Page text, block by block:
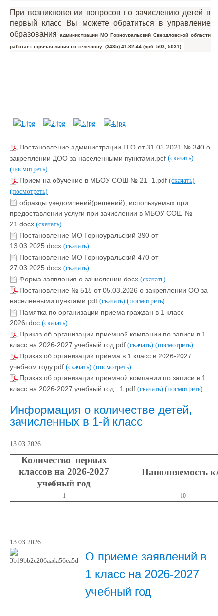
При возникновении вопросов по зачислению детей в
первый класс Вы можете обратиться в управление
образования
администрации МО Горноуральский Свердловской области
работает горячая линия по телефону: (3435) 41-82-44 (доб. 503, 5031).
Постановление администрации ГГО от 31.03.2021 № 340 о
закреплении ДОО за населенными пунктами.pdf (скачать)
(посмотреть)
Прием на обучение в МБОУ СОШ № 21_1.pdf (скачать)
(посмотреть)
образцы уведомлений(решений), используемых при
предоставлении услуги при зачислении в МБОУ СОШ №
21.docx (скачать)
Постановление МО Горноуральский 390 от
13.03.2025.docx (скачать)
Постановление МО Горноуральский 470 от
27.03.2025.docx (скачать)
Форма заявления о зачислении.docx (скачать)
Постановление № 518 от 05.03.2026 о закреплении ОО за
населенными пунктами.pdf (скачать) (посмотреть)
Памятка по организации приема граждан в 1 класс
2026г.doc (скачать)
Приказ об организации приемной компании по записи в 1
класс на 2026-2027 учебный год.pdf (скачать) (посмотреть)
Приказ об организации приема в 1 класс в 2026-2027
учебном году.pdf (скачать) (посмотреть)
Приказ об организации приемной компании по записи в 1
класс на 2026-2027 учебный год _1.pdf (скачать) (посмотреть)
Информация о количестве детей,
зачисленных в 1-й класс
13.03.2026
Количество первых
классов на 2026-2027
учебный год
Наполняемость
1 10
13.03.2026
О приеме заявлений в
1 класс на 2026-2027
учебный год